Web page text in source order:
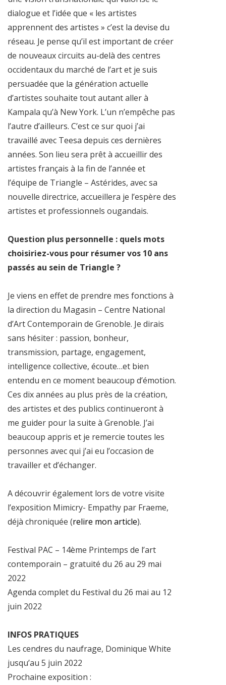
dialogue et l’idée que « les artistes
apprennent des artistes » c’est la devise du
réseau. Je pense qu’il est important de créer
de nouveaux circuits au-delà des centres
occidentaux du marché de l’art et je suis
persuadée que la génération actuelle
d’artistes souhaite tout autant aller à
Kampala qu’à New York. L’un n’empêche pas
l’autre d’ailleurs. C’est ce sur quoi j’ai
travaillé avec Teesa depuis ces dernières
années. Son lieu sera prêt à accueillir des
artistes français à la fin de l’année et
l’équipe de Triangle – Astérides, avec sa
nouvelle directrice, accueillera je l’espère des
artistes et professionnels ougandais.
Question plus personnelle : quels mots
choisiriez-vous pour résumer vos 10 ans
passés au sein de Triangle ?
Je viens en effet de prendre mes fonctions à
la direction du Magasin – Centre National
d’Art Contemporain de Grenoble. Je dirais
sans hésiter : passion, bonheur,
transmission, partage, engagement,
intelligence collective, écoute…et bien
entendu en ce moment beaucoup d’émotion.
Ces dix années au plus près de la création,
des artistes et des publics continueront à
me guider pour la suite à Grenoble. J’ai
beaucoup appris et je remercie toutes les
personnes avec qui j’ai eu l’occasion de
travailler et d’échanger.
A découvrir également lors de votre visite
l’exposition Mimicry- Empathy par Fraeme,
déjà chroniquée (relire mon article).
Festival PAC – 14ème Printemps de l’art
contemporain – gratuité du 26 au 29 mai
2022
Agenda complet du Festival du 26 mai au 12
juin 2022
INFOS PRATIQUES
Les cendres du naufrage, Dominique White
jusqu’au 5 juin 2022
Prochaine exposition :